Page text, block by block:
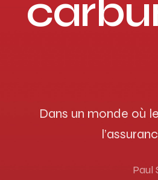
Dans un monde où
Paul